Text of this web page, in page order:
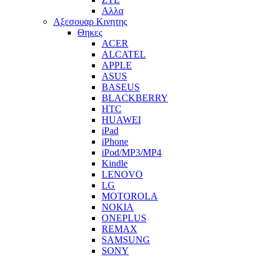
Αλλα
Αξεσουαρ Κινητης
Θηκες
ACER
ALCATEL
APPLE
ASUS
BASEUS
BLACKBERRY
HTC
HUAWEI
iPad
iPhone
iPod/MP3/MP4
Kindle
LENOVO
LG
MOTOROLA
NOKIA
ONEPLUS
REMAX
SAMSUNG
SONY